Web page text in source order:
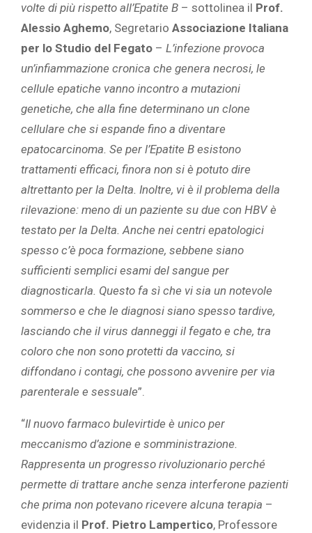
volte di più rispetto all’Epatite B – sottolinea il Prof.
Alessio Aghemo, Segretario Associazione Italiana
per lo Studio del Fegato – L’infezione provoca
un’infiammazione cronica che genera necrosi, le
cellule epatiche vanno incontro a mutazioni
genetiche, che alla fine determinano un clone
cellulare che si espande fino a diventare
epatocarcinoma. Se per l’Epatite B esistono
trattamenti efficaci, finora non si è potuto dire
altrettanto per la Delta. Inoltre, vi è il problema della
rilevazione: meno di un paziente su due con HBV è
testato per la Delta. Anche nei centri epatologici
spesso c’è poca formazione, sebbene siano
sufficienti semplici esami del sangue per
diagnosticarla. Questo fa sì che vi sia un notevole
sommerso e che le diagnosi siano spesso tardive,
lasciando che il virus danneggi il fegato e che, tra
coloro che non sono protetti da vaccino, si
diffondano i contagi, che possono avvenire per via
parenterale e sessuale”.
“Il nuovo farmaco bulevirtide è unico per
meccanismo d’azione e somministrazione.
Rappresenta un progresso rivoluzionario perché
permette di trattare anche senza interferone pazienti
che prima non potevano ricevere alcuna terapia –
evidenzia il Prof. Pietro Lampertico, Professore